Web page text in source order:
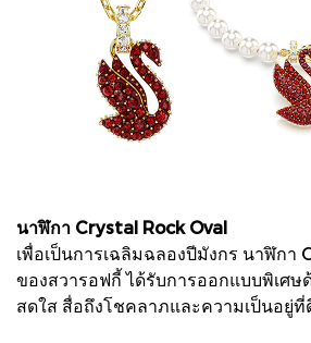
นาฬิกา Crystal Rock Oval
เพื่อเป็นการเฉลิมฉลองปีมังกร นาฬิกา
ของสวารอฟกี้ ได้รับการออกแบบพิเศษ
สดใส สื่อถึงโชคลาภและความเป็นอยู่ที่